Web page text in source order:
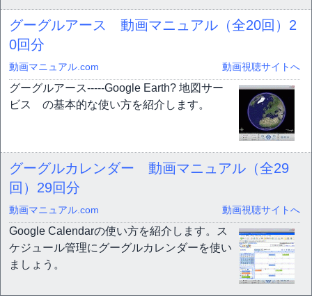
グーグルアース 動画マニュアル（全20回） 2
0回分
動画マニュアル.com 動画視聴サイトへ
グーグルアース-----Google Earth? 地図サー
ビス の基本的な使い方を紹介します。
グーグルカレンダー 動画マニュアル（全29
回） 29回分
動画マニュアル.com 動画視聴サイトへ
Google Calendarの使い方を紹介します。ス
ケジュール管理にグーグルカレンダーを使い
ましょう。